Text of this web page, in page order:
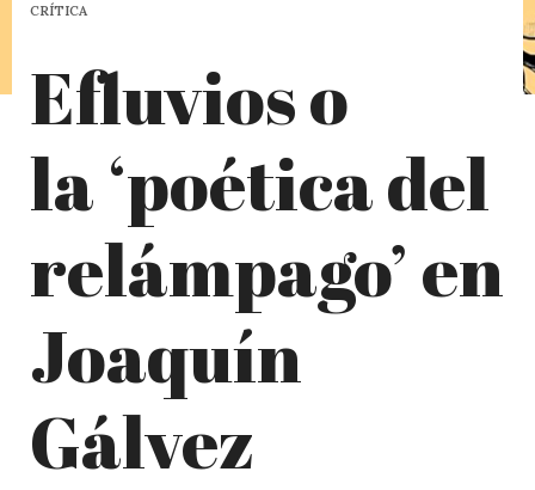
CRÍTICA
Efluvios o
la ‘poética del
relámpago’ en
Joaquín
Gálvez